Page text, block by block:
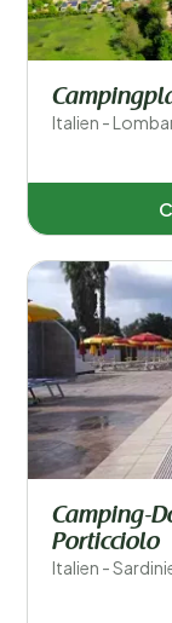
Italien -
Camping-
Porticciolo
Italien -